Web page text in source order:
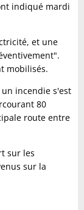
indiqué mardi
et une
mobilisés.
un incendie s'est
80
route entre
sur les
sur la